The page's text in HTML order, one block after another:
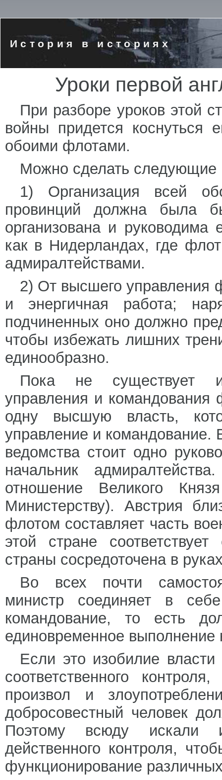
История в историях
Уроки первой
При разборе уроков этой
войны придется коснуться
обоими флотами.
Можно сделать следующие
1) Организация всей
провинций должна была
организована и
как в Нидерландах, где
адмиралтействами.
2) От высшего управления
и энергичная работа;
подчиненных оно должно
чтобы избежать лишних
единообразно.
Пока не существует
управления и
одну высшую власть,
управление и командование.
ведомства стоит одно
начальник
отношение Великого
Министерству). Австрия
флотом составляет часть
этой стране
страны сосредоточена в
Во всех почти
министр соединяет в
командование, то есть
единовременное выполнение
Если это изобилие
соответственного
произвол и
добросовестный человек
Поэтому всюду искали
действенного контроля,
функционирование